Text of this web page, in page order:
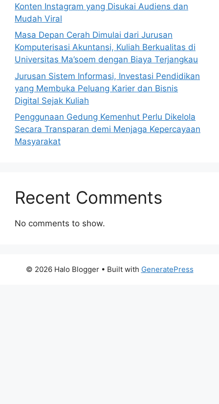
Konten Instagram yang Disukai Audiens dan
Mudah Viral
Masa Depan Cerah Dimulai dari Jurusan
Komputerisasi Akuntansi, Kuliah Berkualitas di
Universitas Ma’soem dengan Biaya Terjangkau
Jurusan Sistem Informasi, Investasi Pendidikan
yang Membuka Peluang Karier dan Bisnis
Digital Sejak Kuliah
Penggunaan Gedung Kemenhut Perlu Dikelola
Secara Transparan demi Menjaga Kepercayaan
Masyarakat
Recent Comments
No comments to show.
© 2026 Halo Blogger• Built with GeneratePress